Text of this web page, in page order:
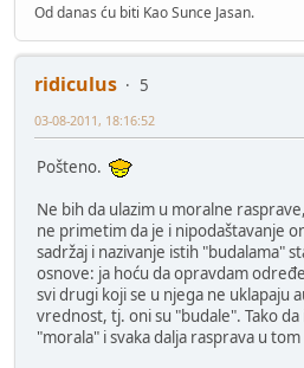
Od danas ću biti Kao Sunce Jasan.
ridiculus
5
03-08-2011, 18:16:52
Pošteno.
Ne bih da ulazim u moralne
ne primetim da je i nipodaštavanje
sadržaj i nazivanje istih "budalama"
osnove: ja hoću da opravdam
svi drugi koji se u njega ne uklapaju
vrednost, tj. oni su "budale". Tako
"morala" i svaka dalja rasprava u